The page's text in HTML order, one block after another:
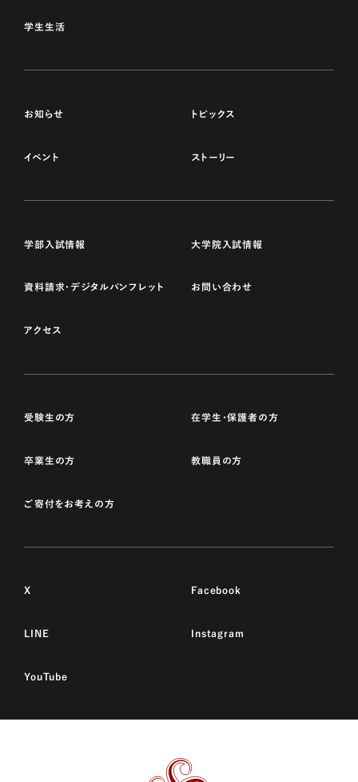
学生生活
お知らせ トピックス
イベント ストーリー
学部入試情報 大学院入試情報
資料請求・デジタルパンフレット お問い合わせ
アクセス
受験生の方 在学生・保護者の方
卒業生の方 教職員の方
ご寄付をお考えの方
X Facebook
LINE Instagram
YouTube